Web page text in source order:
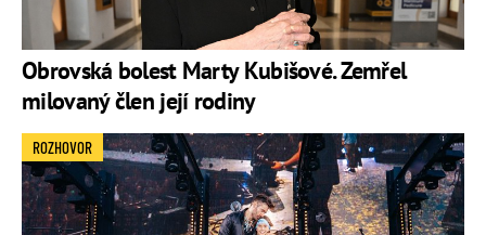
Obrovská bolest Marty Kubišové. Zemřel
milovaný člen její rodiny
ROZHOVOR